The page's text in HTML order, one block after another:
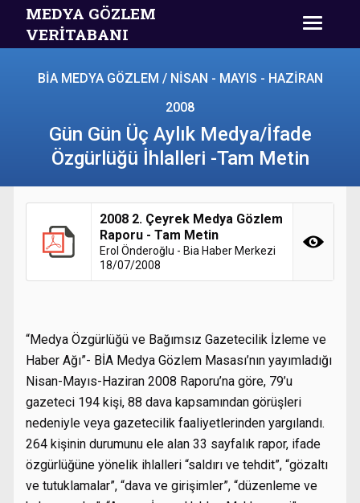
MEDYA GÖZLEM
VERİTABANI
BİA MEDYA GÖZLEM / NİSAN - MAYIS - HAZİRAN
2008
Gün Gün Üç Aylık Medya/İfade
Özgürlüğü İhlalleri -Tam Metin
2008 2. Çeyrek Medya Gözlem
Raporu - Tam Metin
Erol Önderoğlu - Bia Haber Merkezi
18/07/2008
“Medya Özgürlüğü ve Bağımsız Gazetecilik İzleme ve
Haber Ağı”- BİA Medya Gözlem Masası’nın yayımladığı
Nisan-Mayıs-Haziran 2008 Raporu’na göre, 79’u
gazeteci 194 kişi, 88 dava kapsamından görüşleri
nedeniyle veya gazetecilik faaliyetlerinden yargılandı.
264 kişinin durumunu ele alan 33 sayfalık rapor, ifade
özgürlüğüne yönelik ihlalleri “saldırı ve tehdit”, “gözaltı
ve tutuklamalar”, “dava ve girişimler”, “düzenleme ve